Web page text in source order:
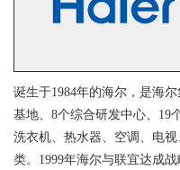
诞生于1984年的海尔，是海
基地、8个综合研发中心、19
洗衣机、热水器、空调、电
类。1999年海尔与联宜达成战